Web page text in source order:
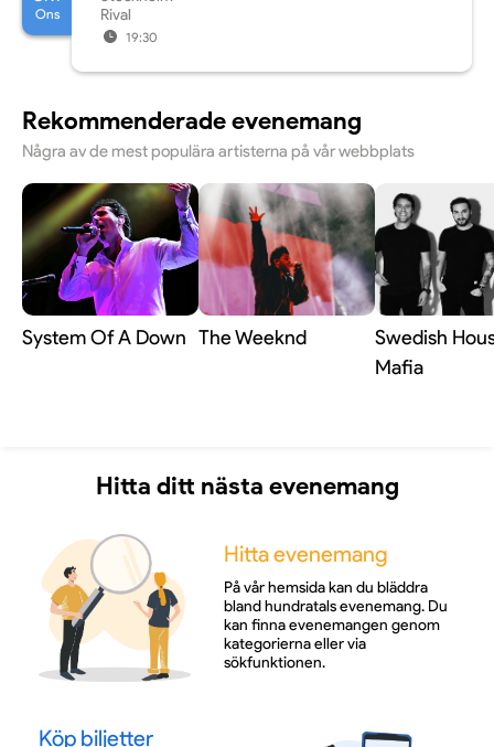
Ons
Rival
19:30
Rekommenderade evenemang
Några av de mest populära artisterna på vår webbplats
System Of A Down The Weeknd
Swedish
Mafia
Hitta ditt nästa evenemang
Hitta evenemang
På vår hemsida kan du bläddra
bland hundratals evenemang. Du
kan finna evenemangen genom
kategorierna eller via
sökfunktionen.
Köp biljetter